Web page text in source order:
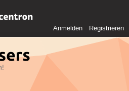
Anmelden Registrieren